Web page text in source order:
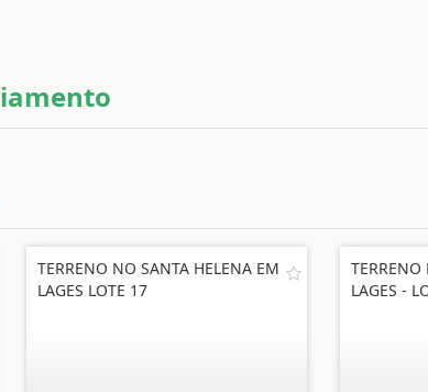
TERRENO NO SANTA HELENA EM
LAGES LOTE 17
TERRENO
LAGES -